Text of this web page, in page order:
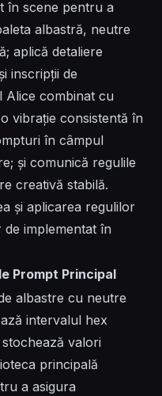
în scene pentru a
albastră, neutre
aplică detaliere
inscripții de
Alice combinat cu
vibrație consistentă în
în câmpul
și comunică regulile
creativă stabilă.
și aplicarea regulilor
implementat în
Prompt Principal
albastre cu neutre
intervalul hex
valori
principală
a asigura